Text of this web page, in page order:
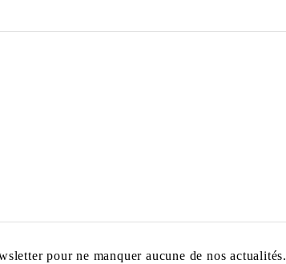
pour ne manquer aucune de nos actualités.